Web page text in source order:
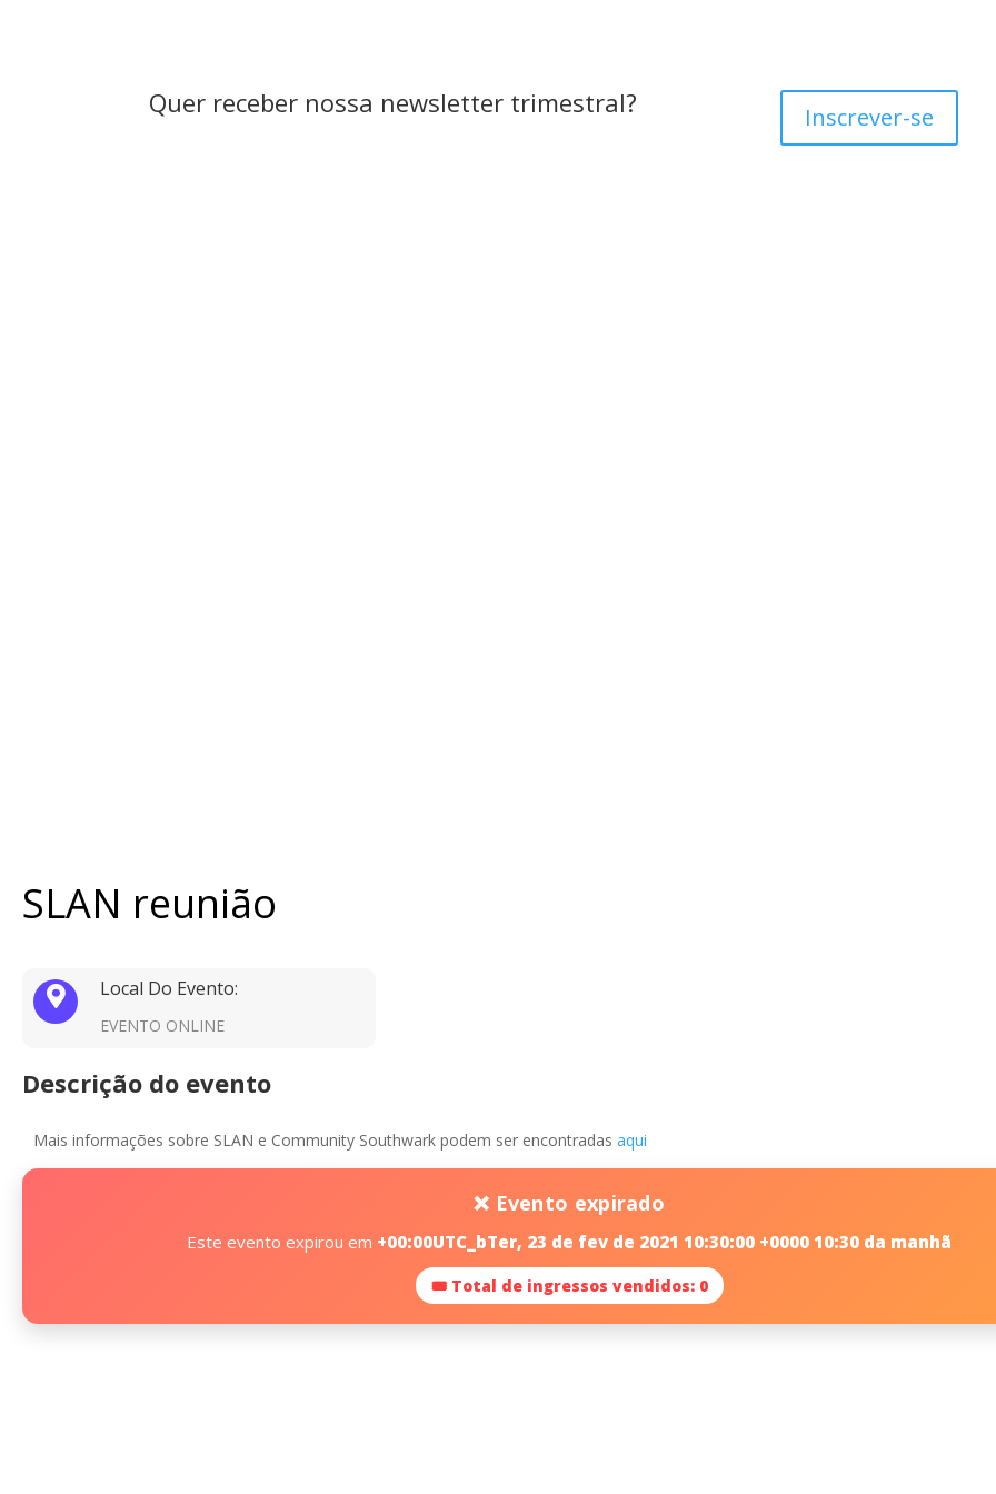
Quer receber nossa newsletter trimestral? Inscrever-se
SLAN reunião
Local Do Evento:
EVENTO ONLINE
Descrição do evento
Mais informações sobre SLAN e Community Southwark podem ser encontradas aqui
❌ Evento expirado
Este evento expirou em +00:00UTC_bTer, 23 de fev de 2021 10:30:00 +0000 10:30 da manhã
🎟 Total de ingressos vendidos: 0